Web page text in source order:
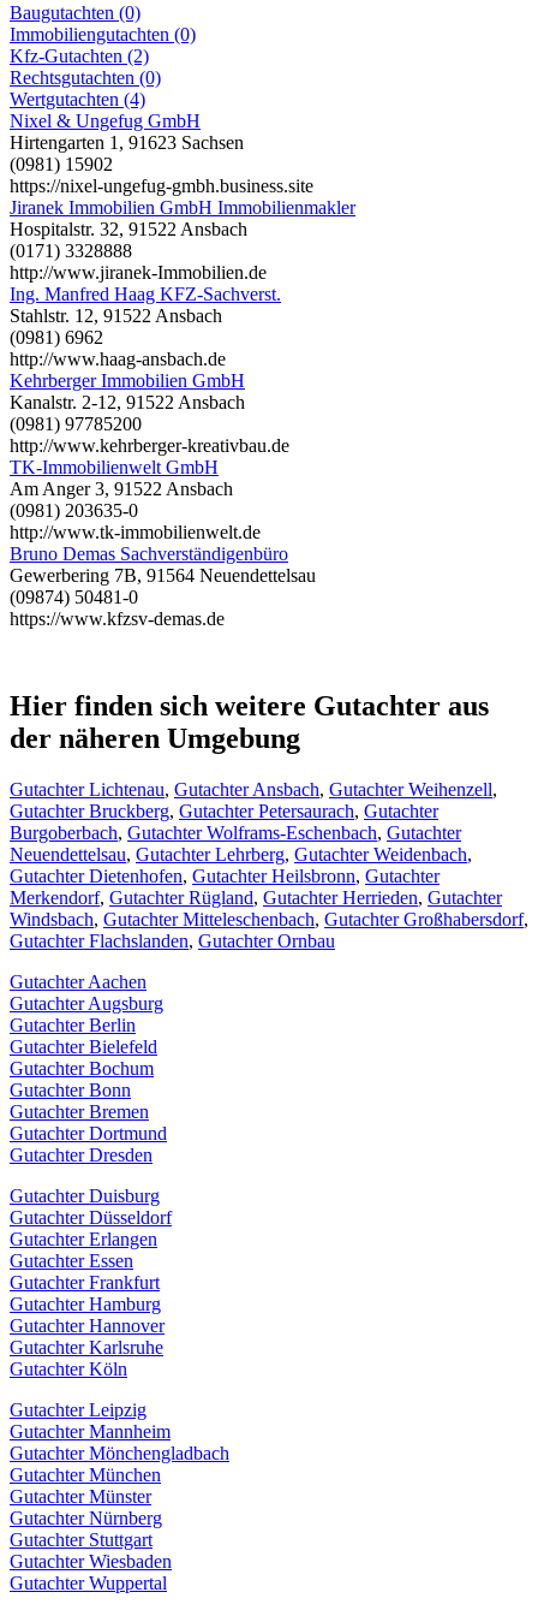
Baugutachten (0)
Immobiliengutachten (0)
Kfz-Gutachten (2)
Rechtsgutachten (0)
Wertgutachten (4)
Nixel & Ungefug GmbH
Hirtengarten 1, 91623 Sachsen
(0981) 15902
https://nixel-ungefug-gmbh.business.site
Jiranek Immobilien GmbH Immobilienmakler
Hospitalstr. 32, 91522 Ansbach
(0171) 3328888
http://www.jiranek-Immobilien.de
Ing. Manfred Haag KFZ-Sachverst.
Stahlstr. 12, 91522 Ansbach
(0981) 6962
http://www.haag-ansbach.de
Kehrberger Immobilien GmbH
Kanalstr. 2-12, 91522 Ansbach
(0981) 97785200
http://www.kehrberger-kreativbau.de
TK-Immobilienwelt GmbH
Am Anger 3, 91522 Ansbach
(0981) 203635-0
http://www.tk-immobilienwelt.de
Bruno Demas Sachverständigenbüro
Gewerbering 7B, 91564 Neuendettelsau
(09874) 50481-0
https://www.kfzsv-demas.de
Hier finden sich weitere Gutachter aus
der näheren Umgebung
Gutachter Lichtenau, Gutachter Ansbach, Gutachter Weihenzell,
Gutachter Bruckberg, Gutachter Petersaurach, Gutachter
Burgoberbach, Gutachter Wolframs-Eschenbach, Gutachter
Neuendettelsau, Gutachter Lehrberg, Gutachter Weidenbach,
Gutachter Dietenhofen, Gutachter Heilsbronn, Gutachter
Merkendorf, Gutachter Rügland, Gutachter Herrieden, Gutachter
Windsbach, Gutachter Mitteleschenbach, Gutachter Großhabersdorf,
Gutachter Flachslanden, Gutachter Ornbau
Gutachter Aachen
Gutachter Augsburg
Gutachter Berlin
Gutachter Bielefeld
Gutachter Bochum
Gutachter Bonn
Gutachter Bremen
Gutachter Dortmund
Gutachter Dresden
Gutachter Duisburg
Gutachter Düsseldorf
Gutachter Erlangen
Gutachter Essen
Gutachter Frankfurt
Gutachter Hamburg
Gutachter Hannover
Gutachter Karlsruhe
Gutachter Köln
Gutachter Leipzig
Gutachter Mannheim
Gutachter Mönchengladbach
Gutachter München
Gutachter Münster
Gutachter Nürnberg
Gutachter Stuttgart
Gutachter Wiesbaden
Gutachter Wuppertal